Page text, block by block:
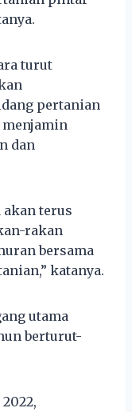
turut
pertanian
menjamin
dan
akan terus
rakan
bersama
katanya.
utama
berturut-